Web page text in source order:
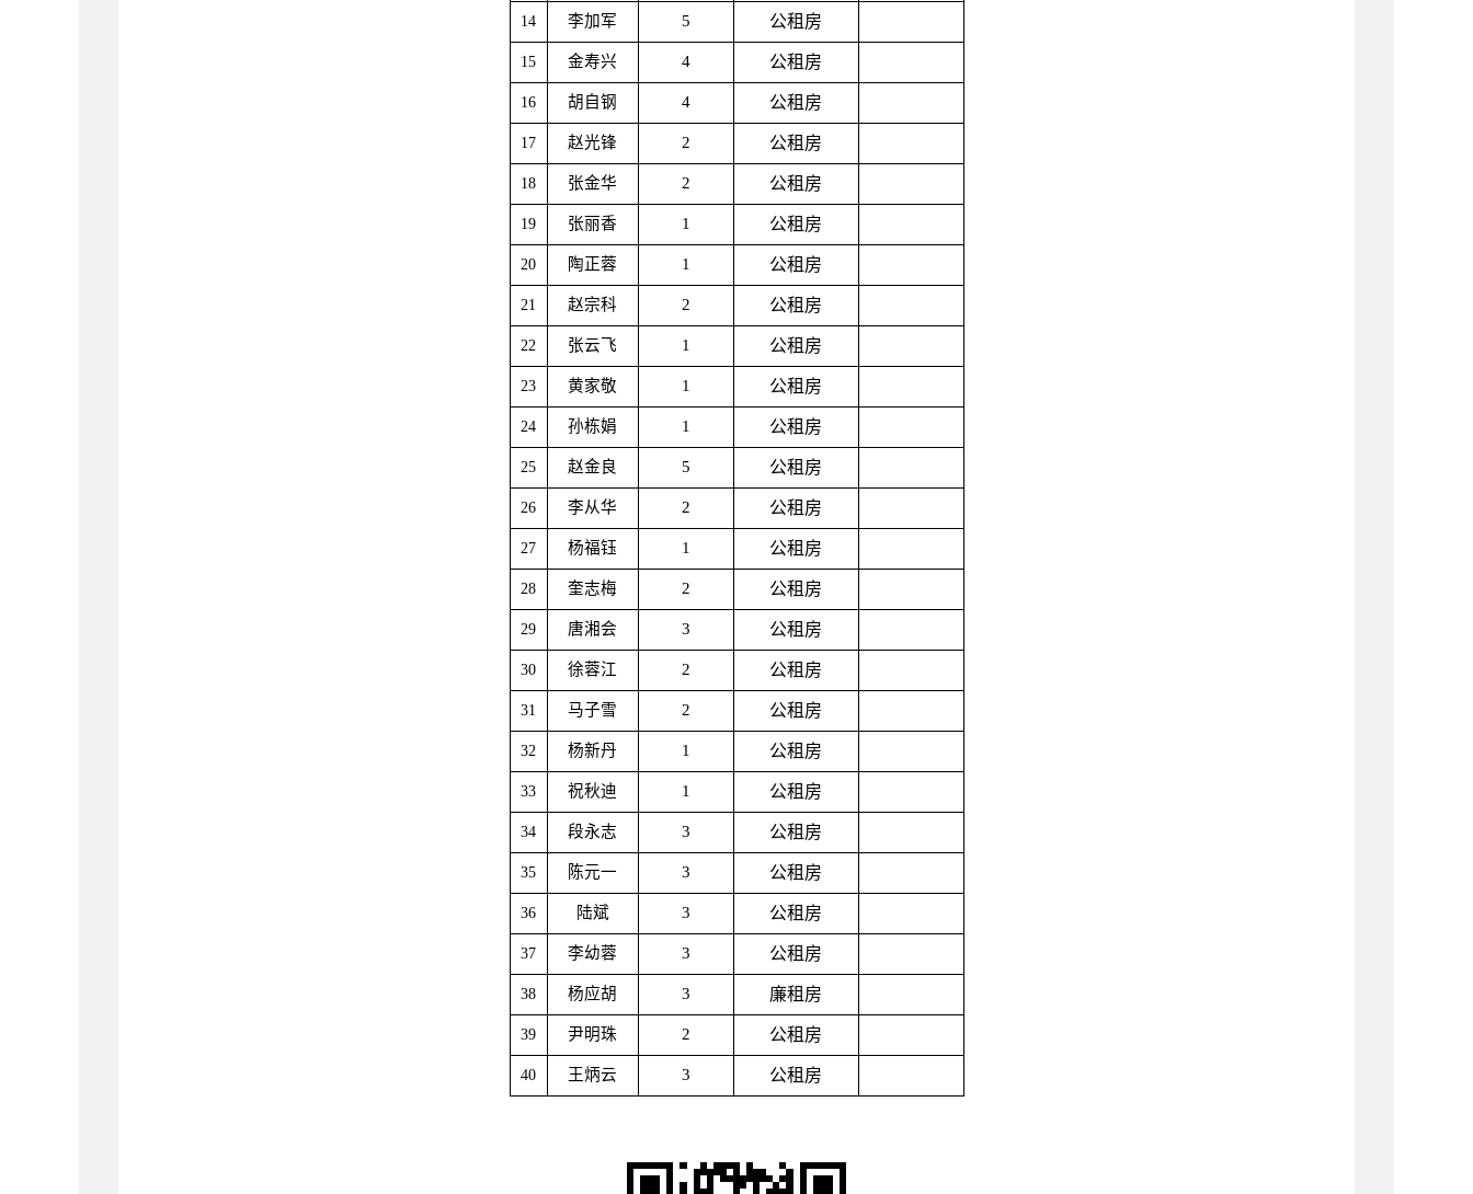
14 李加军 5 公租房
15 金寿兴 4 公租房
16 胡自钢 4 公租房
17 赵光锋 2 公租房
18 张金华 2 公租房
19 张丽香 1 公租房
20 陶正蓉 1 公租房
21 赵宗科 2 公租房
22 张云飞 1 公租房
23 黄家敬 1 公租房
24 孙栋娟 1 公租房
25 赵金良 5 公租房
26 李从华 2 公租房
27 杨福钰 1 公租房
28 奎志梅 2 公租房
29 唐湘会 3 公租房
30 徐蓉江 2 公租房
31 马子雪 2 公租房
32 杨新丹 1 公租房
33 祝秋迪 1 公租房
34 段永志 3 公租房
35 陈元一 3 公租房
36 陆斌 3 公租房
37 李幼蓉 3 公租房
38 杨应胡 3 廉租房
39 尹明珠 2 公租房
40 王炳云 3 公租房